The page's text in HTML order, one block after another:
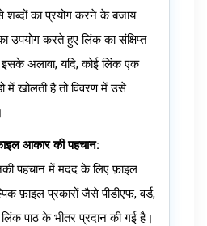
का प्रयोग करने के बजाय
उपयोग करते हुए लिंक का संक्षिप्त
इसके अलावा, यदि, कोई लिंक एक
में खोलती है तो विवरण में उसे
आकार की पहचान:
पहचान में मदद के लिए फ़ाइल
फ़ाइल प्रकारों जैसे पीडीएफ, वर्ड,
पाठ के भीतर प्रदान की गई है।